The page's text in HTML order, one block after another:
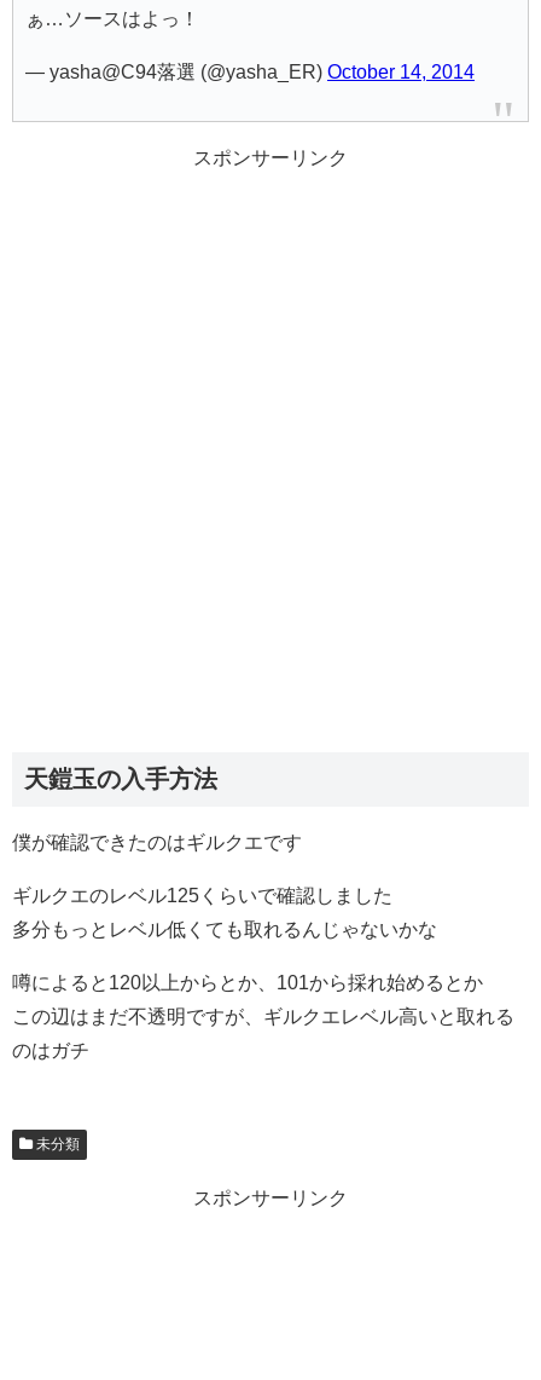
ぁ…ソースはよっ！
— yasha@C94落選 (@yasha_ER) October 14, 2014
スポンサーリンク
天鎧玉の入手方法
僕が確認できたのはギルクエです
ギルクエのレベル125くらいで確認しました
多分もっとレベル低くても取れるんじゃないかな
噂によると120以上からとか、101から採れ始めるとか
この辺はまだ不透明ですが、ギルクエレベル高いと取れる
のはガチ
未分類
スポンサーリンク